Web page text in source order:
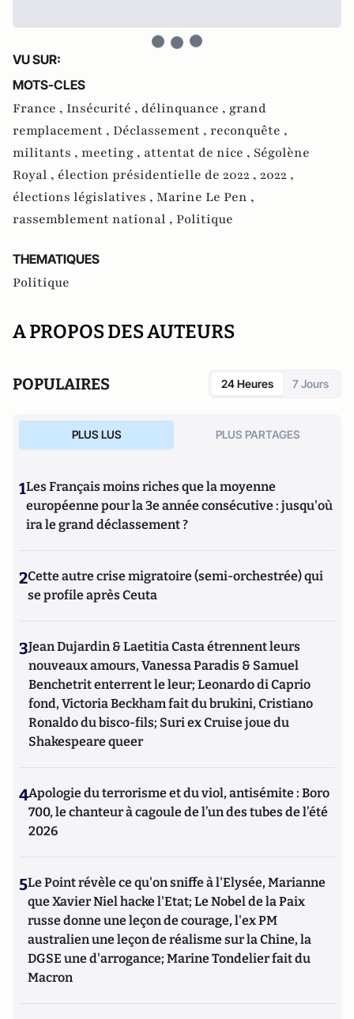
VU SUR:
MOTS-CLES
France , Insécurité , délinquance , grand
remplacement , Déclassement , reconquête ,
militants , meeting , attentat de nice , Ségolène
Royal , élection présidentielle de 2022 , 2022 ,
élections législatives , Marine Le Pen ,
rassemblement national , Politique
THEMATIQUES
Politique
A PROPOS DES AUTEURS
POPULAIRES 24 Heures 7 Jours
PLUS LUS PLUS PARTAGES
1Les Français moins riches que la moyenne
européenne pour la 3e année consécutive : jusqu'où
ira le grand déclassement ?
2Cette autre crise migratoire (semi-orchestrée) qui
se profile après Ceuta
3Jean Dujardin & Laetitia Casta étrennent leurs
nouveaux amours, Vanessa Paradis & Samuel
Benchetrit enterrent le leur; Leonardo di Caprio
fond, Victoria Beckham fait du brukini, Cristiano
Ronaldo du bisco-fils; Suri ex Cruise joue du
Shakespeare queer
4Apologie du terrorisme et du viol, antisémite : Boro
700, le chanteur à cagoule de l’un des tubes de l’été
2026
5Le Point révèle ce qu'on sniffe à l'Elysée, Marianne
que Xavier Niel hacke l'Etat; Le Nobel de la Paix
russe donne une leçon de courage, l'ex PM
australien une leçon de réalisme sur la Chine, la
DGSE une d'arrogance; Marine Tondelier fait du
Macron